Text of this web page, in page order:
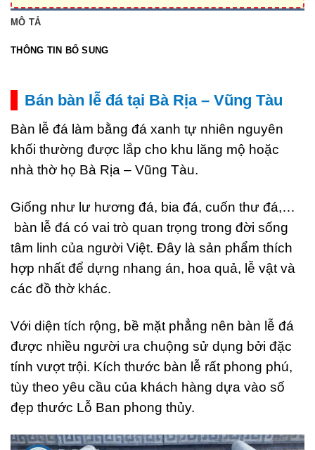
MÔ TẢ
THÔNG TIN BỔ SUNG
Bán bàn lễ đá tại Bà Rịa – Vũng Tàu
Bàn lễ đá làm bằng đá xanh tự nhiên nguyên
khối thường được lắp cho khu lăng mộ hoặc
nhà thờ họ Bà Rịa – Vũng Tàu.
Giống như lư hương đá, bia đá, cuốn thư đá,…
bàn lễ đá có vai trò quan trọng trong đời sống
tâm linh của người Việt. Đây là sản phẩm thích
hợp nhất để dựng nhang án, hoa quả, lễ vật và
các đồ thờ khác.
Với diện tích rộng, bề mặt phẳng nên bàn lễ đá
được nhiều người ưa chuộng sử dụng bởi đặc
tính vượt trội. Kích thước bàn lễ rất phong phú,
tùy theo yêu cầu của khách hàng dựa vào số
đẹp thước Lỗ Ban phong thủy.